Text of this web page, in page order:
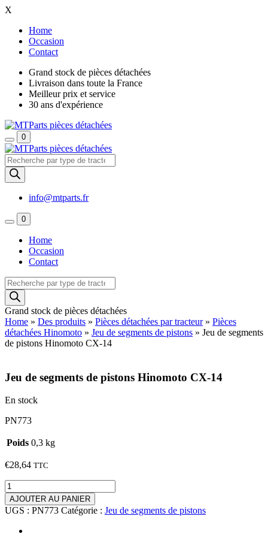
X
Home
Occasion
Contact
Grand stock de pièces détachées
Livraison dans toute la France
Meilleur prix et service
30 ans d'expérience
0
Recherche
de
produits
info@mtparts.fr
0
Home
Occasion
Contact
Recherche
de
produits
Grand stock de pièces détachées
Home » Des produits » Pièces détachées par tracteur» Pièces
détachées Hinomoto » Jeu de segments de pistons » Jeu de segments
de pistons Hinomoto CX-14
Jeu de segments de pistons Hinomoto CX-14
En stock
PN773
Poids 0,3 kg
€28,64 TTC
quantité
de
Jeu
de
segments
AJOUTER AU PANIER
UGS : PN773 Catégorie : Jeu de segments de pistons